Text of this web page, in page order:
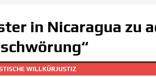
in Nicaragua zu
WILLKÜRJUSTIZ